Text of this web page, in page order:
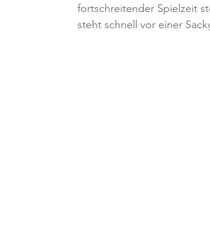
fortschreitender Spielzeit
steht schnell vor einer